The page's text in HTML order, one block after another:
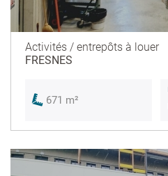
Activités / entrepôts à louer
FRESNES
671 m²